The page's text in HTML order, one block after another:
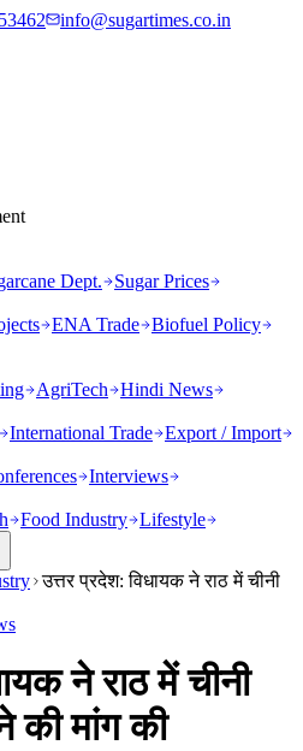
info@sugartimes.co.in
Dept.
Sugar Prices
ENA Trade Biofuel Policy
AgriTech
Hindi News
International Trade Export / Import
Interviews
Food Industry Lifestyle
उत्तर प्रदेश: विधायक ने राठ में चीनी
ने राठ में चीनी
की मांग की